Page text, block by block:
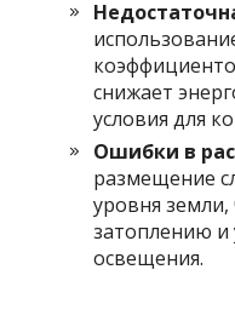
снижает
условия для
Ошибки в
размещение
уровня земли,
затоплению и
освещения.